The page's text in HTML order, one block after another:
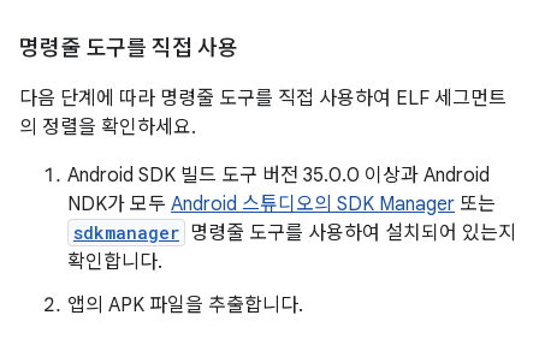
명령줄 도구를 직접 사용
다음 단계에 따라 명령줄 도구를 직접 사용하여 ELF 세그먼트
의 정렬을 확인하세요.
Android SDK 빌드 도구 버전 35.0.0 이상과 Android
NDK가 모두 Android 스튜디오의 SDK Manager 또는
sdkmanager 명령줄 도구를 사용하여 설치되어 있는지
확인합니다.
앱의 APK 파일을 추출합니다.